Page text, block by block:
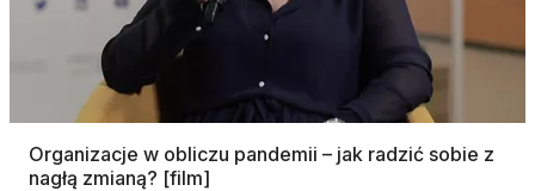
Organizacje w obliczu pandemii – jak radzić sobie z
nagłą zmianą? [film]